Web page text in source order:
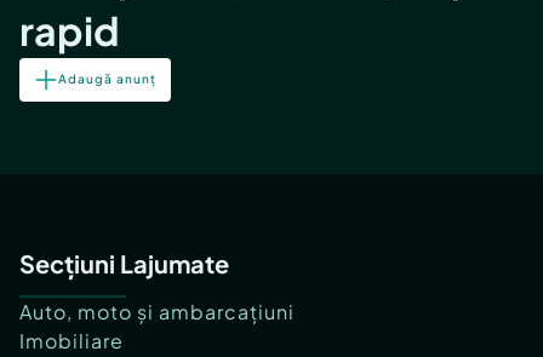
rapid
Adaugă anunț
Secțiuni Lajumate
Auto, moto și ambarcațiuni
Imobiliare